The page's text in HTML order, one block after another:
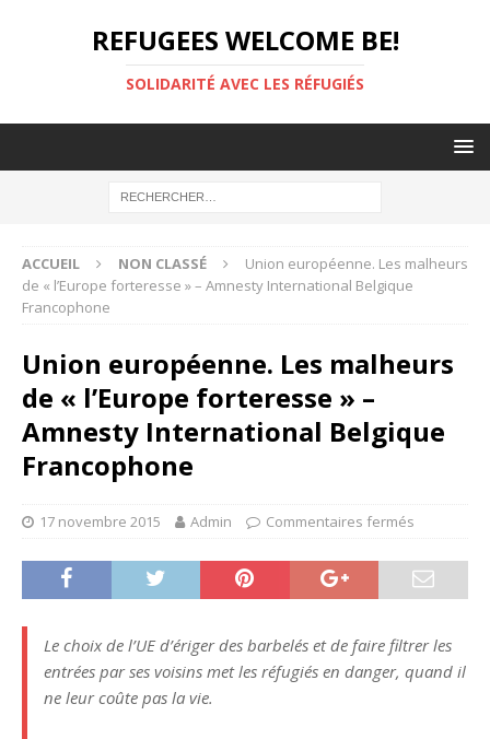
REFUGEES WELCOME BE!
SOLIDARITÉ AVEC LES RÉFUGIÉS
ACCUEIL NON CLASSÉ
Union européenne. Les malheurs
de « l’Europe forteresse » – Amnesty International Belgique
Francophone
Union européenne. Les malheurs
de « l’Europe forteresse » –
Amnesty International Belgique
Francophone
17 novembre 2015 Admin Commentaires fermés
Le choix de l’UE d’ériger des barbelés et de faire filtrer les
entrées par ses voisins met les réfugiés en danger, quand il
ne leur coûte pas la vie.